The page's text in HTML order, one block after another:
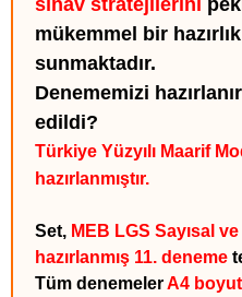
mükemmel bir
sunmaktadır.
Denememizi
edildi?
Türkiye Yüzyılı Maarif
hazırlanmıştır.
Set, MEB LGS Sayısal
hazırlanmış 11. deneme
Tüm denemelerA4